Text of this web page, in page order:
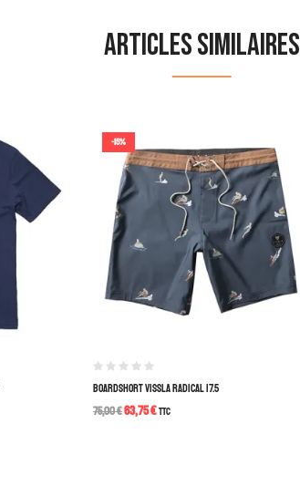
Articles similaires
-15%
BOARDSHORT VISSLA RADICAL 17.5
75,00€63,75€TTC